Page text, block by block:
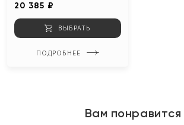
20 385 ₽
ВЫБРАТЬ
ПОДРОБНЕЕ
Вам понравится